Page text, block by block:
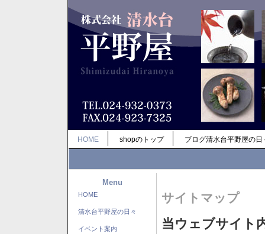
HOME shopのトップ ブログ清水台平野屋の日
Menu
HOME
清水台平野屋の日々
イベント案内
サイトマップ
当ウェブサイト